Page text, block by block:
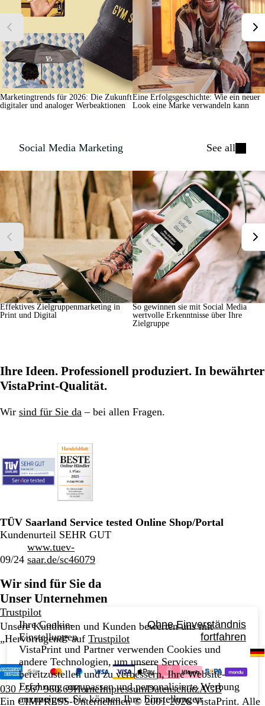
Marketingtrends für 2026: Die Zukunft
digitaler und analoger Werbeaktionen
Eine Erfolgsgeschichte: Wie ein neuer
Look eine Marke verwandeln kann
Social Media Marketing See all
Effektives Zielgruppenmarketing in
Print und Digital
So gewinnen sie mit Social Media
wertvolle Erkenntnisse über Ihre
Zielgruppe
Ihre Ideen. Professionell produziert. In bewährter
VistaPrint-Qualität.
Wir sind für Sie da – bei allen Fragen.
TÜV Saarland Service tested Online Shop/Portal
Kundenurteil SEHR GUT
09/24
www.tuev-
saar.de/sc46079
Wir sind für Sie da
Unser Unternehmen
Trustpilot
Unsere Kundinnen und Kunden bewerten uns mit
„Hervorragend“ auf Trustpilot
030 / 567 960 69HomeImpressumDatenschutzAGB
Ein CIMPRESS-Unternehmen© 2001-2026 VistaPrint. Alle
Ihre Cookie-
Einstellungen
Ohne Einverständnis
fortfahren
VistaPrint und Partner verwenden Cookies und
andere Technologien, um unsere Services
bereitzustellen und zu verbessern, Ihre Website-
Erfahrung anzupassen und personalisierte Werbung
anzuzeigen. Sie können Ihre Einstellungen